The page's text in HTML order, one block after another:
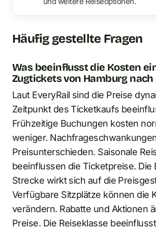
Häufig gestellte Fragen
Was beeinflusst die Kosten
Zugtickets von Hamburg nach
Laut EveryRail sind die Preise
Zeitpunkt des Ticketkaufs
Frühzeitige Buchungen kosten
weniger.
Preisunterschieden. Saisonale
beeinflussen die Ticketpreise. Die
Strecke wirkt sich auf die
Verfügbare Sitzplätze können die
verändern. Rabatte und Aktionen
Preise. Die Reiseklasse